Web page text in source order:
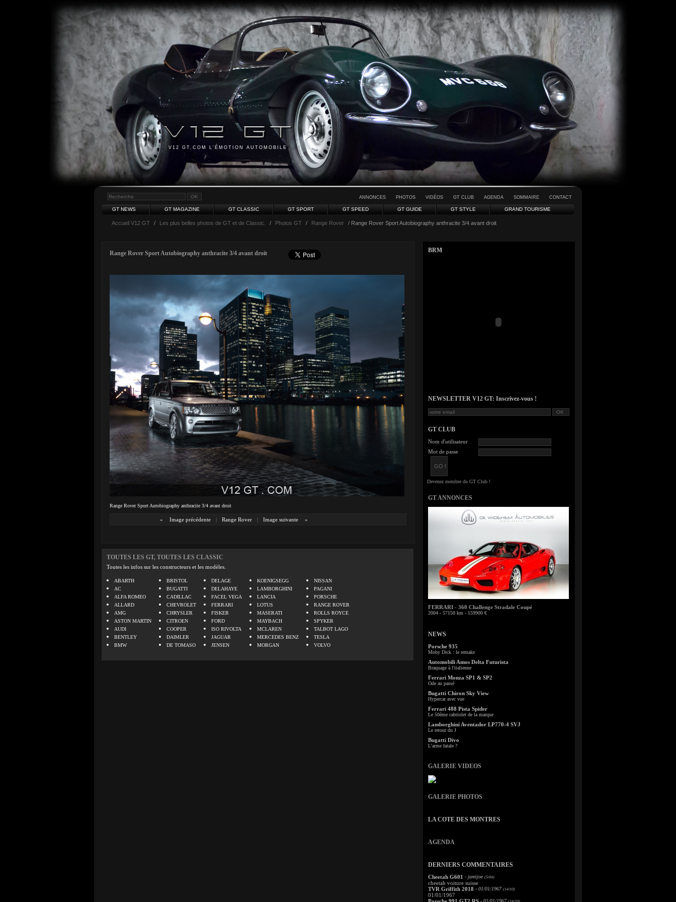
V12 GT.COM L'ÉMOTION AUTOMOBILE
ANNONCES PHOTOS VIDÉOS GT CLUB AGENDA SOMMAIRE CONTACT
GT NEWS GT MAGAZINE GT CLASSIC GT SPORT GT SPEED GT GUIDE GT STYLE GRAND TOURISME
Accueil V12 GT / Les plus belles photos de GT et de Classic. / Photos GT / Range Rover / Range Rover Sport Autobiography anthracite 3/4 avant droit
Range Rover Sport Autobiography anthracite 3/4 avant droit
Range Rover Sport Autobiography anthracite 3/4 avant droit
« Image précédente | Range Rover | Image suivante »
TOUTES LES GT, TOUTES LES CLASSIC
Toutes les infos sur les constructeurs et les modèles.
ABARTH
AC
ALFA ROMEO
ALLARD
AMG
ASTON MARTIN
AUDI
BENTLEY
BMW
BRISTOL
BUGATTI
CADILLAC
CHEVROLET
CHRYSLER
CITROEN
COOPER
DAIMLER
DE TOMASO
DELAGE
DELAHAYE
FACEL VEGA
FERRARI
FISKER
FORD
ISO RIVOLTA
JAGUAR
JENSEN
KOENIGSEGG
LAMBORGHINI
LANCIA
LOTUS
MASERATI
MAYBACH
MCLAREN
MERCEDES BENZ
MORGAN
NISSAN
PAGANI
PORSCHE
RANGE ROVER
ROLLS ROYCE
SPYKER
TALBOT LAGO
TESLA
VOLVO
BRM
NEWSLETTER V12 GT: Inscrivez-vous !
GT CLUB
Nom d'utilisateur
Mot de passe
GT ANNONCES
FERRARI - 360 Challenge Stradale Coupé
2004 - 57150 km - 159900 €
NEWS
Porsche 935
Moby Dick : le remake
Automobili Amos Delta Futurista
Braquage à l'italienne
Ferrari Monza SP1 & SP2
Ode au passé
Bugatti Chiron Sky View
Hypercar avec vue
Ferrari 488 Pista Spider
Le 50ème cabriolet de la marque
Lamborghini Aventador LP770-4 SVJ
Le retour du J
Bugatti Divo
L'arme fatale ?
GALERIE VIDEOS
GALERIE PHOTOS
LA COTE DES MONTRES
AGENDA
DERNIERS COMMENTAIRES
Cheetah G601 - jamijoe (5/04)
cheetah voiture suisse
TVR Griffith 2018 - 01/01/1967 (14/10)
01/01/1967
- 01/01/1967